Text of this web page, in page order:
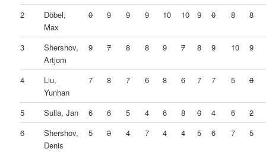
2
Döbel,
Max
0 9 9 9 10 10 9 0 8 8
3
Shershov,
Artjom
9 7 8 8 9 7 8 9 10 9
4
Liu,
Yunhan
7 8 7 6 8 6 7 7 5 3
5 Sulla, Jan 6 6 5 4 6 8 0 4 6
2
6
Shershov,
Denis
5 3 4 7 4 4 5 6 7 5